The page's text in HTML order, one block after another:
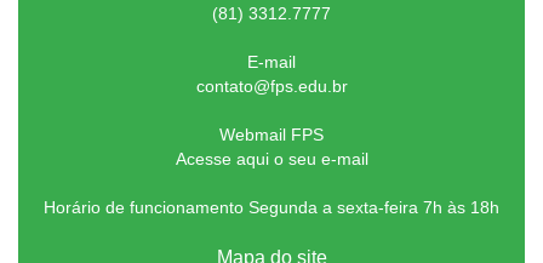
(81) 3312.7777
E-mail
contato@fps.edu.br
Webmail FPS
Acesse aqui o seu e-mail
Horário de funcionamento Segunda a sexta-feira 7h às 18h
Mapa do site